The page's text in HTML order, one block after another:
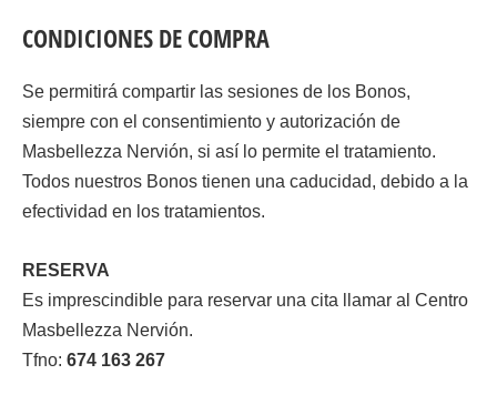
CONDICIONES DE COMPRA
Se permitirá compartir las sesiones de los Bonos,
siempre con el consentimiento y autorización de
Masbellezza Nervión, si así lo permite el tratamiento.
Todos nuestros Bonos tienen una caducidad, debido a la
efectividad en los tratamientos.
RESERVA
Es imprescindible para reservar una cita llamar al Centro
Masbellezza Nervión.
Tfno: 674 163 267